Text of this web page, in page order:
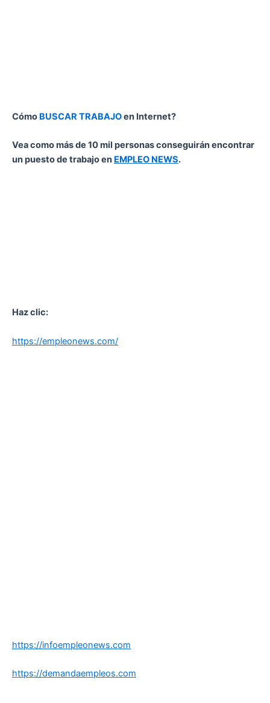
Cómo BUSCAR TRABAJOen Internet?
Vea como más de 10 mil personas conseguirán encontrar
un puesto de trabajo en EMPLEO NEWS.
Haz clic:
https://empleonews.com/
https://infoempleonews.com
https://demandaempleos.com